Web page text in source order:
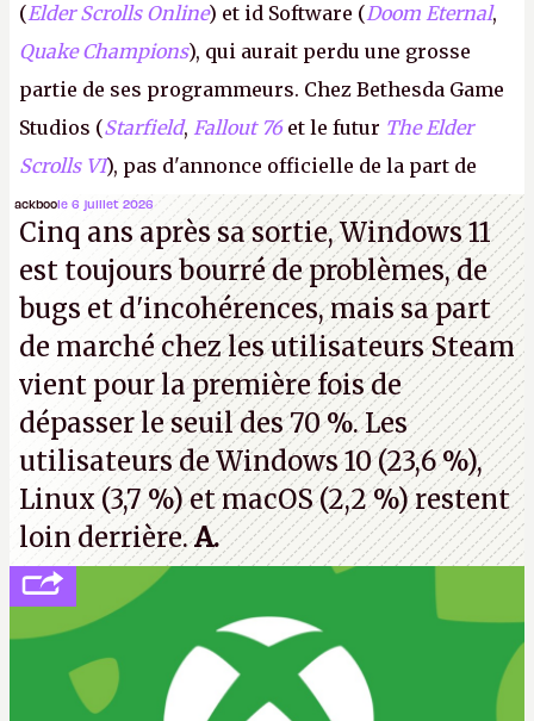
(Elder Scrolls Online) et id Software (Doom Eternal,
Quake Champions), qui aurait perdu une grosse
partie de ses programmeurs. Chez Bethesda Game
Studios (Starfield, Fallout 76 et le futur The Elder
Scrolls VI), pas d'annonce officielle de la part de
Microsoft, mais le syndicat des employés confirme
de nombreux licenciements.A.
ackboole 6 juillet 2026
Cinq ans après sa sortie, Windows 11
est toujours bourré de problèmes, de
bugs et d'incohérences, mais sa part
de marché chez les utilisateurs Steam
vient pour la première fois de
dépasser le seuil des 70 %. Les
utilisateurs de Windows 10 (23,6 %),
Linux (3,7 %) et macOS (2,2 %) restent
loin derrière.A.